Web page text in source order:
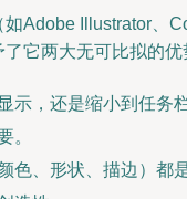
Adobe Illustrator、
它两大无可比拟的优
示，还是缩小到任
。
色、形状、描边）